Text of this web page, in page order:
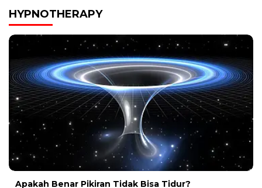
HYPNOTHERAPY
Apakah Benar Pikiran Tidak Bisa Tidur?